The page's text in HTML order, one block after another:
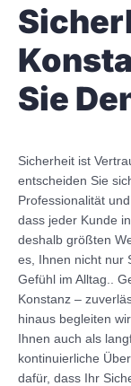
Sie
Sicherheit ist
entscheiden Sie
Professionalität
dass jeder Kunde
deshalb größten
es, Ihnen nicht nur
Gefühl im Alltag..
Konstanz –
hinaus begleiten
Ihnen auch als
kontinuierliche
dafür, dass Ihr